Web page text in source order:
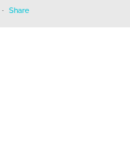
· Share